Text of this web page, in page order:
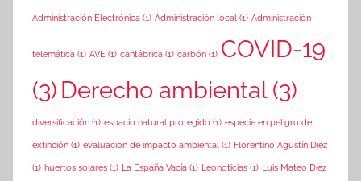
Administración Electrónica (1) Administración local (1) Administración
telemática (1) AVE (1) cantábrica (1) carbón (1) COVID-19
(3) Derecho ambiental(3)
diversificación (1) espacio natural protegido (1) especie en peligro de
extinción (1) evaluacion de impacto ambiental (1) Florentino Agustín Diez
(1) huertos solares (1) La España Vacía (1) Leonoticias (1) Luis Mateo Díez